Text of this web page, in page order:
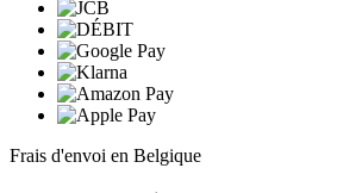
Frais d'envoi en Belgique